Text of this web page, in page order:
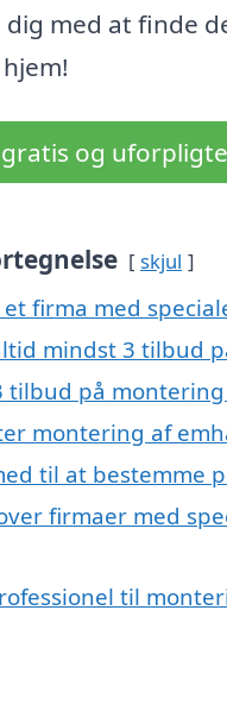
med at finde
og
skjul
et firma med
mindst 3 tilbud
tilbud på
montering af
til at bestemme
firmaer med
til